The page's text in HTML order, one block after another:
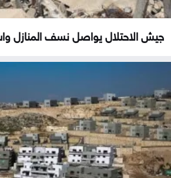
جيش الاحتلال يواصل نسف المنازل